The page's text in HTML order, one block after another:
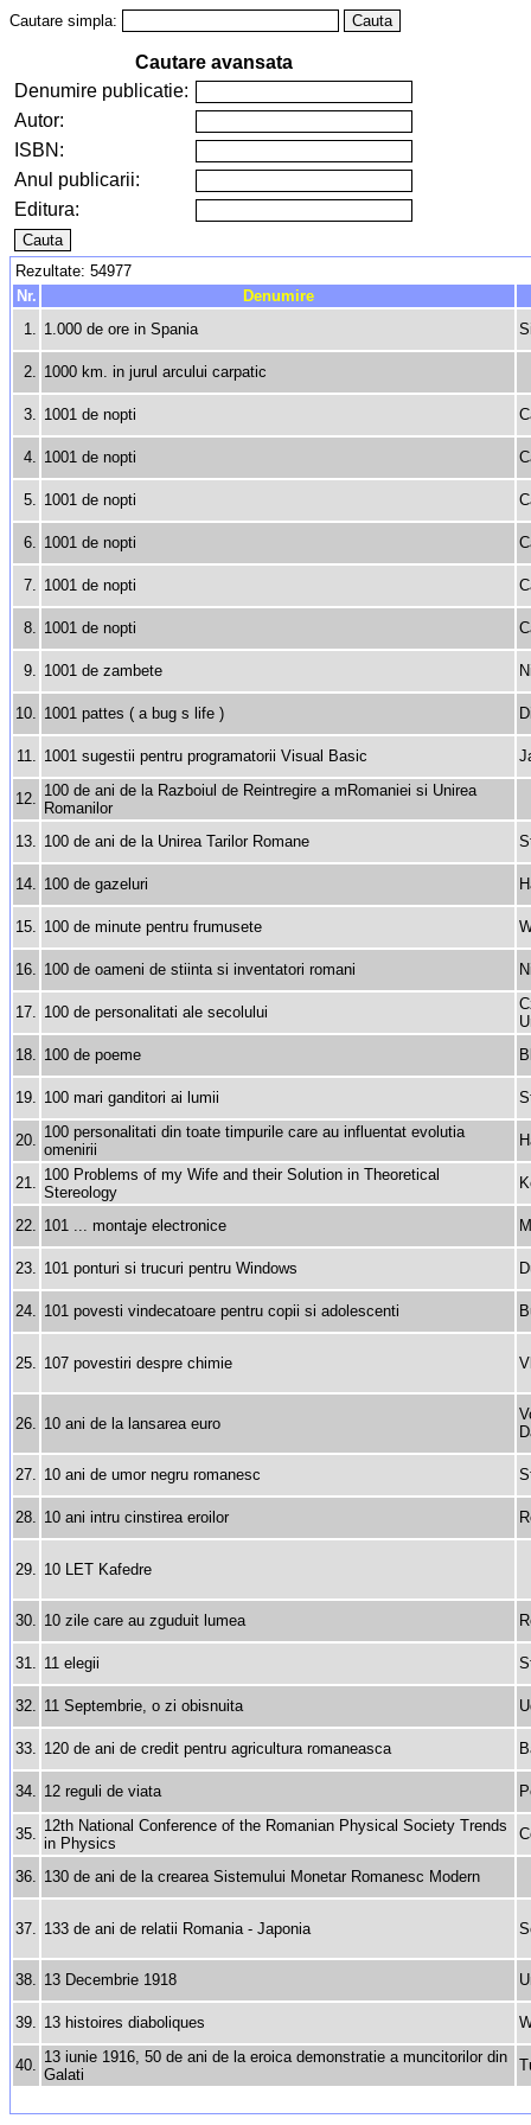
Cautare simpla:
Cautare avansata
Denumire publicatie:
Autor:
ISBN:
Anul publicarii:
Editura:
Rezultate: 54977
Nr.
Denumire
1. 1.000 de ore in Spania
2. 1000 km. in jurul arcului carpatic
3. 1001 de nopti
4. 1001 de nopti
5. 1001 de nopti
6. 1001 de nopti
7. 1001 de nopti
8. 1001 de nopti
9. 1001 de zambete
10. 1001 pattes ( a bug s life )
11. 1001 sugestii pentru programatorii Visual Basic
12. 100 de ani de la Razboiul de Reintregire a mRomaniei si Unirea
Romanilor
13. 100 de ani de la Unirea Tarilor Romane
14. 100 de gazeluri
15. 100 de minute pentru frumusete
16. 100 de oameni de stiinta si inventatori romani
17. 100 de personalitati ale secolului
18. 100 de poeme
19. 100 mari ganditori ai lumii
20. 100 personalitati din toate timpurile care au influentat evolutia
omenirii
21. 100 Problems of my Wife and their Solution in Theoretical
Stereology
22. 101 ... montaje electronice
23. 101 ponturi si trucuri pentru Windows
24. 101 povesti vindecatoare pentru copii si adolescenti
25. 107 povestiri despre chimie
26. 10 ani de la lansarea euro
27. 10 ani de umor negru romanesc
28. 10 ani intru cinstirea eroilor
29. 10 LET Kafedre
30. 10 zile care au zguduit lumea
31. 11 elegii
32. 11 Septembrie, o zi obisnuita
33. 120 de ani de credit pentru agricultura romaneasca
34. 12 reguli de viata
35. 12th National Conference of the Romanian Physical Society Trends
in Physics
36. 130 de ani de la crearea Sistemului Monetar Romanesc Modern
37. 133 de ani de relatii Romania - Japonia
38. 13 Decembrie 1918
39. 13 histoires diaboliques
40. 13 iunie 1916, 50 de ani de la eroica demonstratie a muncitorilor din
Galati